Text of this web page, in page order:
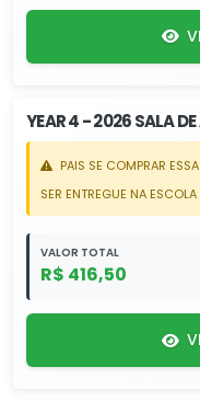
YEAR 4 - 2026 SALA DE
PAIS SE COMPRAR
SER ENTREGUE NA ESCOLA
VALOR TOTAL
R$ 416,50